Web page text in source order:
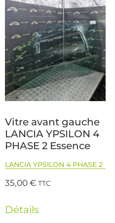
Vitre avant gauche
LANCIA YPSILON 4
PHASE 2 Essence
LANCIA YPSILON 4 PHASE 2
35,00€ TTC
Détails